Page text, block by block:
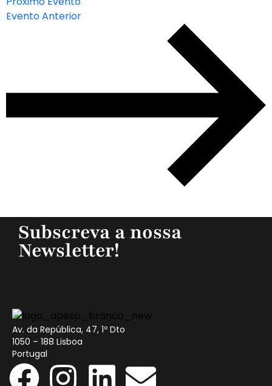
Evento Anterior
Subscreva a nossa
Newsletter!
Av. da República, 47, 1º Dto
1050 – 188 Lisboa
Portugal